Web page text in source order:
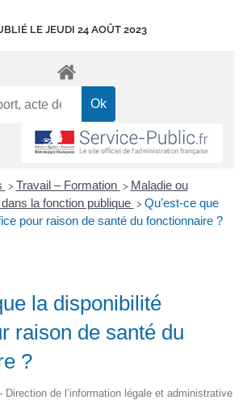
LE JEUDI 24 AOÛT 2023
> Travail – Formation > Maladie ou
la fonction publique > Qu’est-ce que
pour raison de santé du fonctionnaire ?
la disponibilité
raison de santé du
?
Direction de l’information légale et administrative